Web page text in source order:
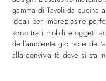
gamma di Tavoli da cucina
ideali per impreziosire
sono tra i mobili e oggetti
dell'ambiente giorno e
alla convivialità dove si sta